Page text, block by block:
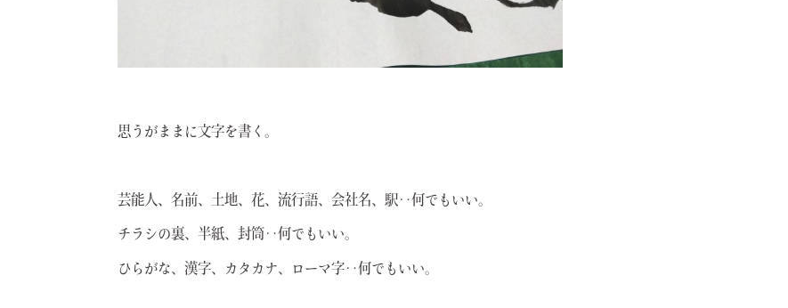
思うがままに文字を書く。
芸能人、名前、土地、花、流行語、会社名、駅‥何でもいい。
チラシの裏、半紙、封筒‥何でもいい。
ひらがな、漢字、カタカナ、ローマ字‥何でもいい。